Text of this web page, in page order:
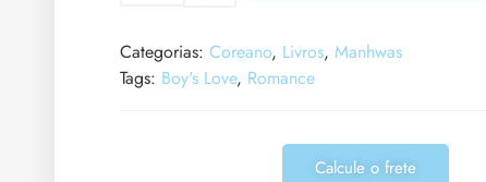
Categorias: Coreano, Livros, Manhwas
Tags: Boy's Love, Romance
Calcule o frete